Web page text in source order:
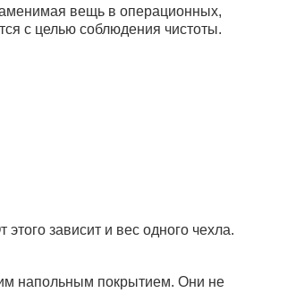
0.95 руб.
вещь в операционных,
с целью соблюдения чистоты.
зависит и вес одного чехла.
напольным покрытием. Они не